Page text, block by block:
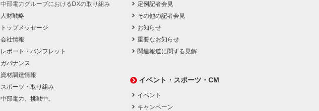
中部電力グループにおけるDXの取り組み
人財戦略
トップメッセージ
会社情報
レポート・パンフレット
ガバナンス
資材調達情報
スポーツ・取り組み
中部電力、挑戦中。
定例記者会見
その他の記者会見
お知らせ
重要なお知らせ
関連報道に関する見解
イベント・スポーツ・CM
イベント
キャンペーン